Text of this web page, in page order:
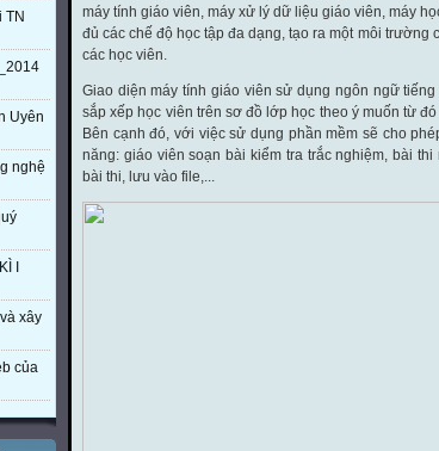
TN
Uyên
nghệ
I
xây
của
máy tính giáo viên, máy xử lý dữ liệu giáo viên, máy
đủ các chế độ học tập đa dạng, tạo ra một môi trường
các học viên.
Giao diện máy tính giáo viên sử dụng ngôn ngữ
sắp xếp học viên trên sơ đồ lớp học theo ý muốn từ
Bên cạnh đó, với việc sử dụng phần mềm sẽ cho
năng: giáo viên soạn bài kiểm tra trắc nghiệm, bài
bài thi, lưu vào file,...